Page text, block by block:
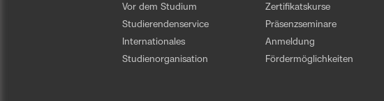
Vor dem Studium
Studierendenservice
Internationales
Studienorganisation
Zertifikatskurse
Präsenzseminare
Anmeldung
Fördermöglichkeiten